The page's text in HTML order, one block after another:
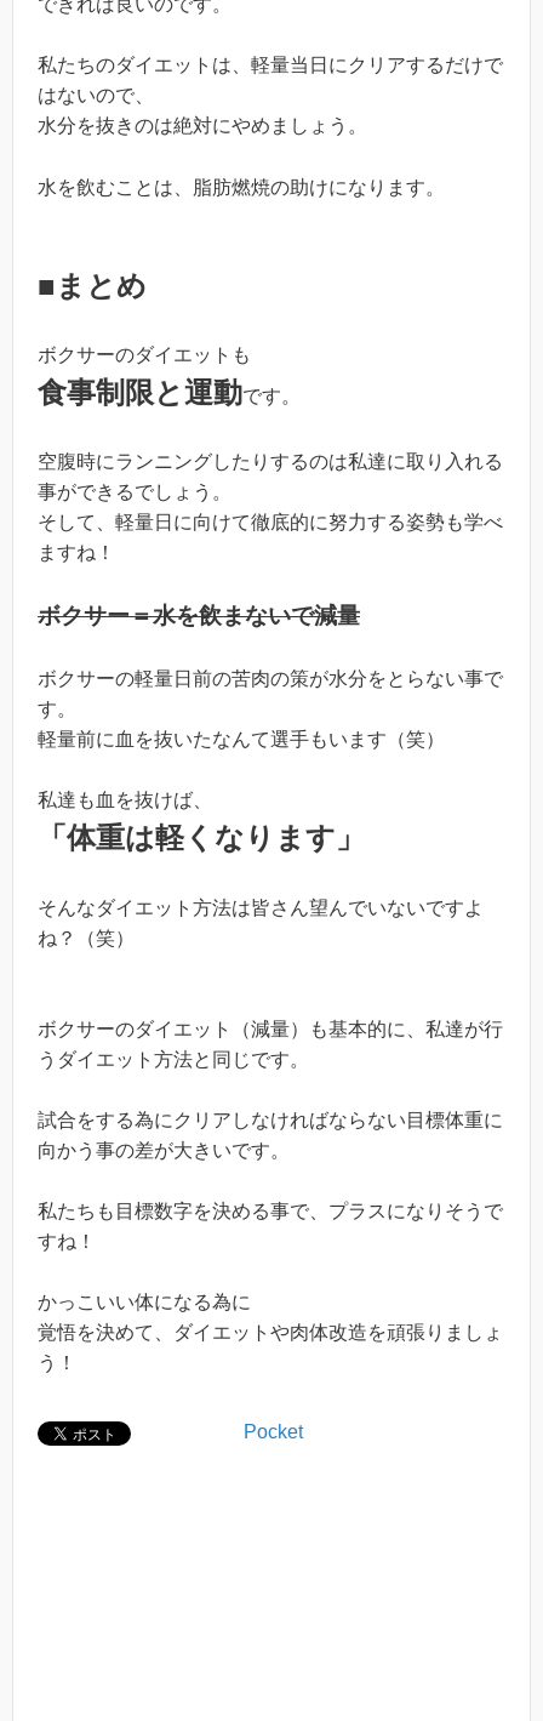
できれば良いのです。
私たちのダイエットは、軽量当日にクリアするだけで
はないので、
水分を抜きのは絶対にやめましょう。
水を飲むことは、脂肪燃焼の助けになります。
■まとめ
ボクサーのダイエットも
食事制限と運動です。
空腹時にランニングしたりするのは私達に取り入れる
事ができるでしょう。
そして、軽量日に向けて徹底的に努力する姿勢も学べ
ますね！
ボクサー＝水を飲まないで減量
ボクサーの軽量日前の苦肉の策が水分をとらない事で
す。
軽量前に血を抜いたなんて選手もいます（笑）
私達も血を抜けば、
「体重は軽くなります」
そんなダイエット方法は皆さん望んでいないですよ
ね？（笑）
ボクサーのダイエット（減量）も基本的に、私達が行
うダイエット方法と同じです。
試合をする為にクリアしなければならない目標体重に
向かう事の差が大きいです。
私たちも目標数字を決める事で、プラスになりそうで
すね！
かっこいい体になる為に
覚悟を決めて、ダイエットや肉体改造を頑張りましょ
う！
Pocket